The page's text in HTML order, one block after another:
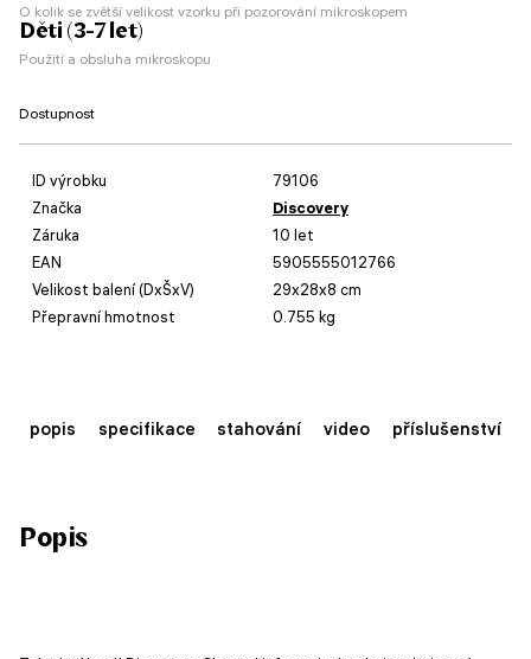
O kolik se zvětší velikost vzorku při pozorování mikroskopem
Děti (3-7 let)
Použití a obsluha mikroskopu
Dostupnost
ID výrobku
79106
Značka
Discovery
Záruka
10 let
EAN
5905555012766
Velikost balení (DxŠxV)
29x28x8 cm
Přepravní hmotnost
0.755 kg
popis specifikace stahování video příslušenství
Popis